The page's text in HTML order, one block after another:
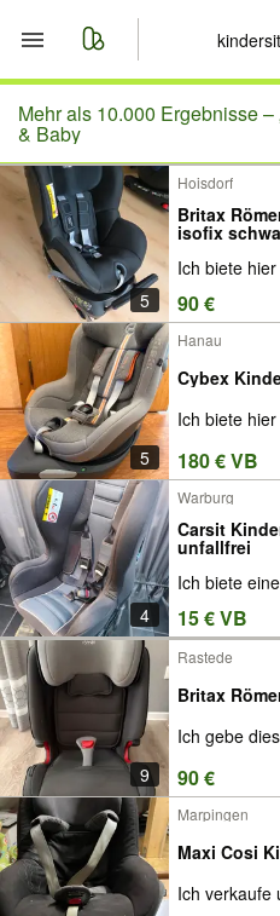
Start
Merkliste
Nachrichten
Anzeige aufgeben
Mehr als 10.000 Ergebnisse –
& Baby
5
Hoisdorf
Britax
isofix
Ich biete
90 €
5
Hanau
Cybex
Ich biete
180 € VB
4
Warburg
Carsit
unfallfrei
Ich biete
15 € VB
9
Rastede
Britax
Ich gebe
90 €
Marpingen
Maxi Cosi
Ich verkaufe